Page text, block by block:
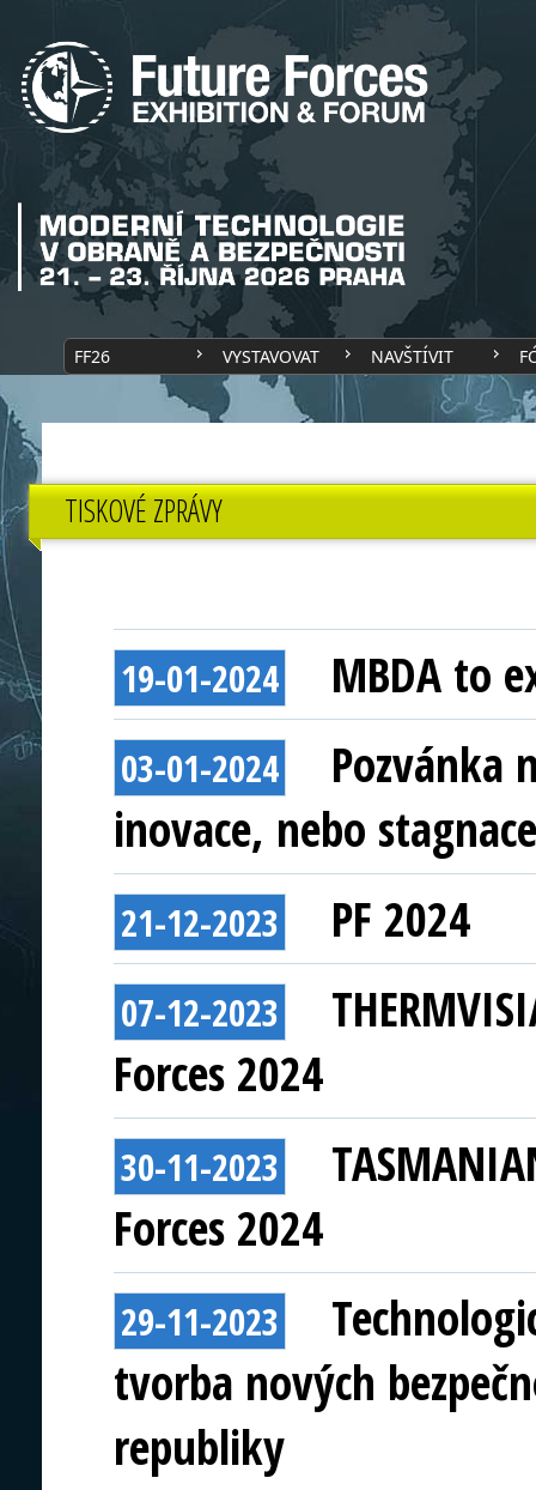
FF26 VYSTAVOVAT NAVŠTÍVIT
TISKOVÉ ZPRÁVY
19-01-2024 MBDA to
03-01-2024
Pozvánka
inovace, nebo
21-12-2023 PF 2024
07-12-2023
Forces 2024
30-11-2023
Forces 2024
29-11-2023
tvorba nových
republiky